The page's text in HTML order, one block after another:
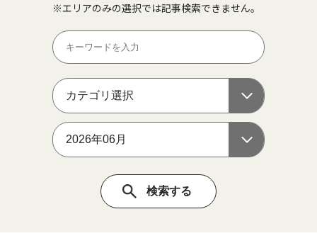
※エリアのみの選択では記事検索できません。